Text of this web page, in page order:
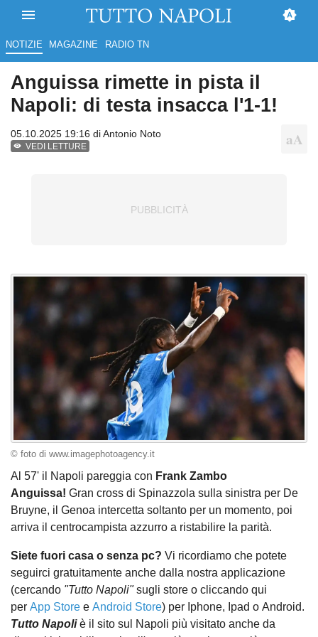
NOTIZIE MAGAZINE RADIO TN
Anguissa rimette in pista il
Napoli: di testa insacca l'1-1!
05.10.2025 19:16 diAntonio Noto
VEDI LETTURE
© foto di www.imagephotoagency.it
Al 57' il Napoli pareggia con Frank Zambo
Anguissa! Gran cross di Spinazzola sulla sinistra per De
Bruyne, il Genoa intercetta soltanto per un momento, poi
arriva il centrocampista azzurro a ristabilire la parità.
Siete fuori casa o senza pc? Vi ricordiamo che potete
seguirci gratuitamente anche dalla nostra applicazione
(cercando "Tutto Napoli"sugli store o cliccando qui
per App Store e Android Store) per Iphone, Ipad o Android.
Tutto Napoliè il sito sul Napoli più visitato anche da